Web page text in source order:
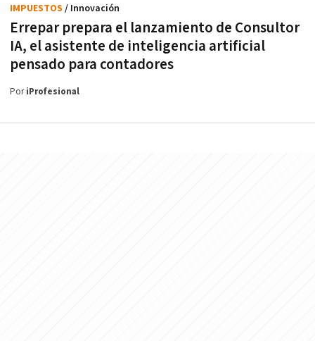
Errepar prepara el lanzamiento de Consultor
IA, el asistente de inteligencia artificial
pensado para contadores
IMPUESTOS / Innovación
PoriProfesional